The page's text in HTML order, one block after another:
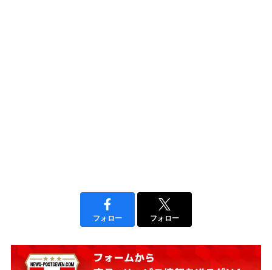
フォロー フォロー